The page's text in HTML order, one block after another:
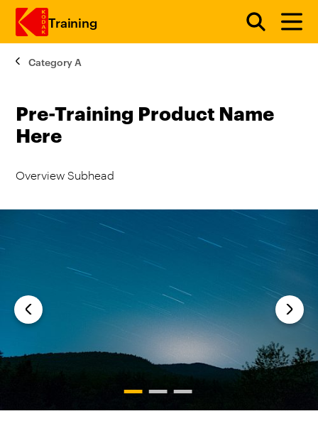
Training
Category A
Pre-Training Product Name
Here
1 2